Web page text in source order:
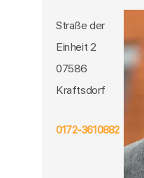
Straße der
Einheit 2
07586
Kraftsdorf
0172-3610882